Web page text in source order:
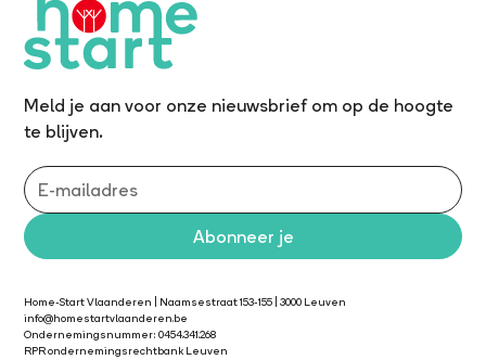
Meld je aan voor onze nieuwsbrief om op de hoogte
te blijven.
Home-Start Vlaanderen | Naamsestraat 153-155 | 3000 Leuven
info@homestartvlaanderen.be
Ondernemingsnummer: 0454.341.268
RPR ondernemingsrechtbank Leuven